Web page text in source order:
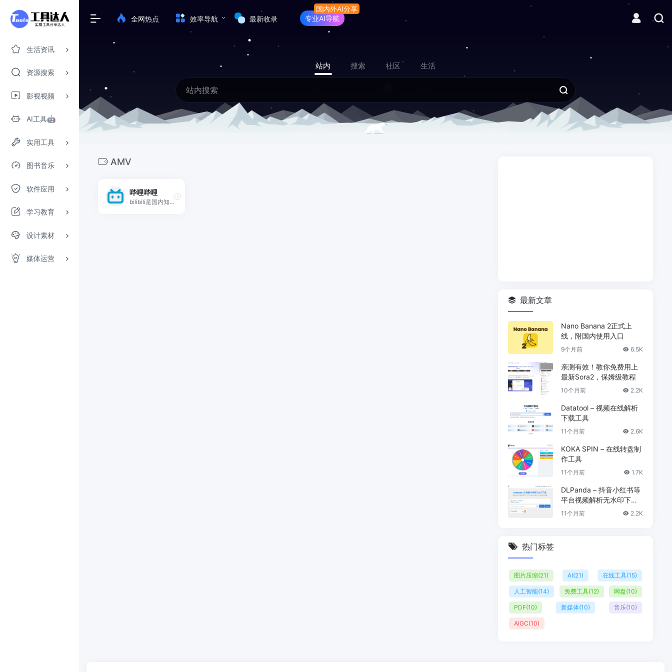
生活资讯
资源搜索
影视视频
AI工具🤖
实用工具
图书音乐
软件应用
学习教育
设计素材
媒体运营
全网热点 效率导航 最新收录 专业AI导航
站内 搜索 社区 生活
AMV
哔哩哔哩
bilibili是国内知名的视频弹幕网站，这里有及时的动漫新番，活跃的ACG氛围，有创意的Up主。大家可以在这里找到许多欢乐。
最新文章
Nano Banana 2正式上
线，附国内使用入口
9个月前 6.5K
亲测有效！教你免费用上
最新Sora2，保姆级教程
10个月前 2.2K
Datatool – 视频在线解析
下载工具
11个月前 2.6K
KOKA SPIN – 在线转盘制
作工具
11个月前 1.7K
DLPanda – 抖音小红书等
平台视频解析无水印下载
工具
11个月前 2.2K
热门标签
图片压缩(21) AI(21) 在线工具(15)
人工智能(14) 免费工具(12) 网盘(10)
PDF(10) 新媒体(10) 音乐(10)
AIGC(10)